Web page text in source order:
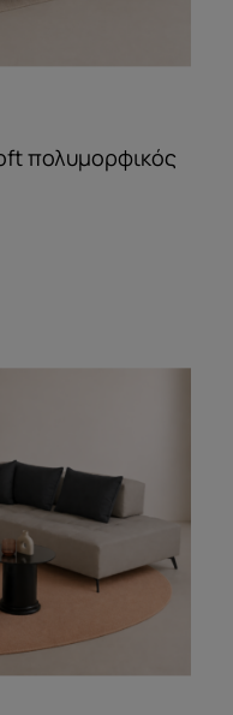
πολυμορφικός